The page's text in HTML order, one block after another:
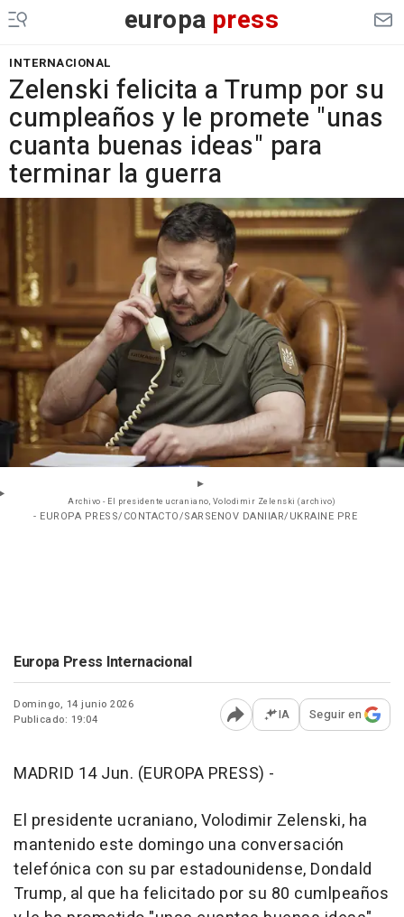
europa press
INTERNACIONAL
Zelenski felicita a Trump por su
cumpleaños y le promete "unas
cuanta buenas ideas" para
terminar la guerra
Archivo - El presidente ucraniano, Volodimir Zelenski (archivo)
- EUROPA PRESS/CONTACTO/SARSENOV DANIIAR/UKRAINE PRE
Europa Press Internacional
Domingo, 14 junio 2026
Publicado: 19:04
Abrir opciones para
IA Seguir en
MADRID 14 Jun. (EUROPA PRESS) -
El presidente ucraniano, Volodimir Zelenski, ha
mantenido este domingo una conversación
telefónica con su par estadounidense, Dondald
Trump, al que ha felicitado por su 80 cumlpeaños